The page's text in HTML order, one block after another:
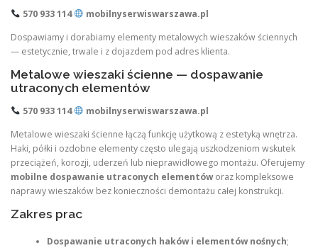
570 933 114
mobilnyserwiswarszawa.pl
Dospawiamy i dorabiamy elementy metalowych wieszaków ściennych
— estetycznie, trwale i z dojazdem pod adres klienta.
Metalowe wieszaki ścienne — dospawanie
utraconych elementów
570 933 114
mobilnyserwiswarszawa.pl
Metalowe wieszaki ścienne łączą funkcję użytkową z estetyką wnętrza.
Haki, półki i ozdobne elementy często ulegają uszkodzeniom wskutek
przeciążeń, korozji, uderzeń lub nieprawidłowego montażu. Oferujemy
mobilne dospawanie utraconych elementóworaz kompleksowe
naprawy wieszaków bez konieczności demontażu całej konstrukcji.
Zakres prac
Dospawanie utraconych haków i elementów nośnych;